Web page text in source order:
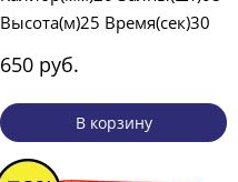
Высота(м)25 Время(сек)30
650 руб.
В корзину